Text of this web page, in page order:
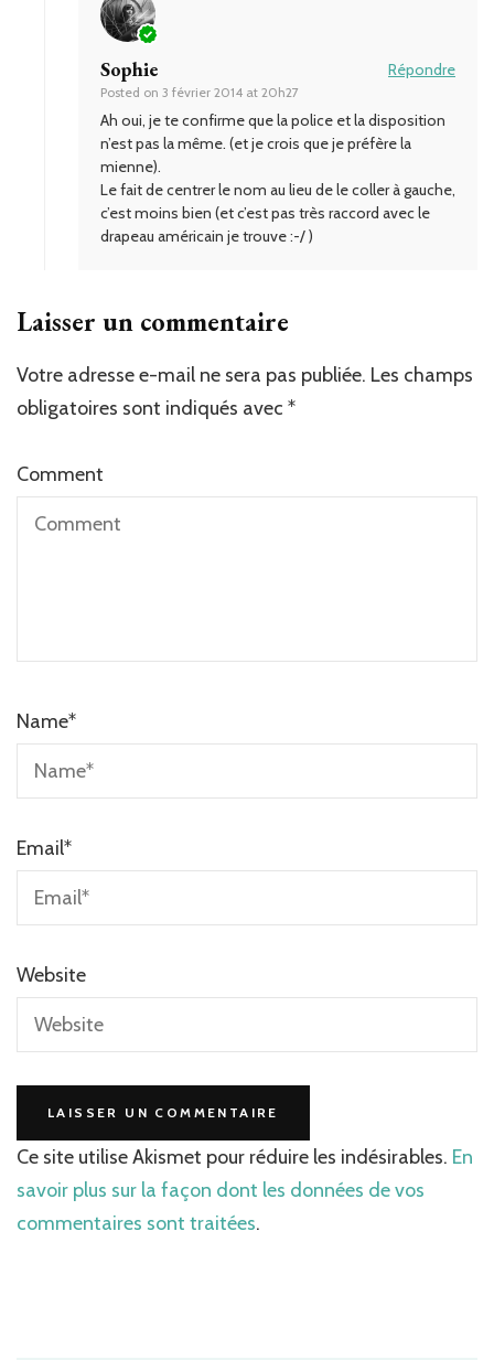
Sophie
Posted on 3 février 2014 at 20h27
Répondre
Ah oui, je te confirme que la police et la disposition
n’est pas la même. (et je crois que je préfère la
mienne).
Le fait de centrer le nom au lieu de le coller à gauche,
c’est moins bien (et c’est pas très raccord avec le
drapeau américain je trouve :-/ )
Laisser un commentaire
Votre adresse e-mail ne sera pas publiée. Les champs
obligatoires sont indiqués avec *
Comment
Name*
Email*
Website
Ce site utilise Akismet pour réduire les indésirables. En
savoir plus sur la façon dont les données de vos
commentaires sont traitées.